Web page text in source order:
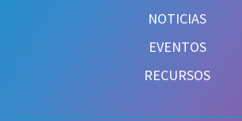
NOTICIAS
EVENTOS
RECURSOS